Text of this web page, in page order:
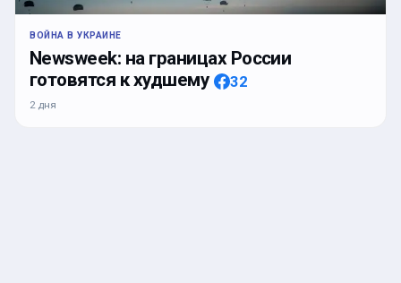
ВОЙНА В УКРАИНЕ
Newsweek: на границах России
готовятся к худшему
32
2 дня